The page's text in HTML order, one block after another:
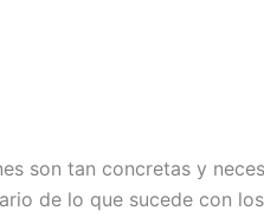
son tan concretas y
de lo que sucede con